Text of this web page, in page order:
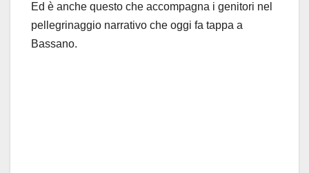
Ed è anche questo che accompagna i genitori nel
pellegrinaggio narrativo che oggi fa tappa a
Bassano.